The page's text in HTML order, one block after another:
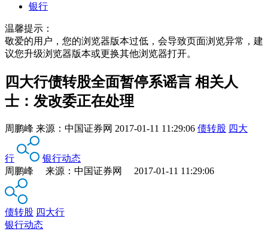
银行
温馨提示：
敬爱的用户，您的浏览器版本过低，会导致页面浏览异常，建
议您升级浏览器版本或更换其他浏览器打开。
四大行债转股全面暂停系谣言 相关人
士：发改委正在处理
周鹏峰 来源： 中国证券网 2017-01-11 11:29:06 债转股 四大
行
银行动态
周鹏峰 来源：中国证券网 2017-01-11 11:29:06
债转股 四大行
银行动态